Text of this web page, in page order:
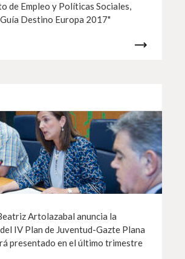
de Empleo y Políticas Sociales,
Destino Europa 2017"
Artolazabal anuncia la
IV Plan de Juventud-Gazte Plana
presentado en el último trimestre